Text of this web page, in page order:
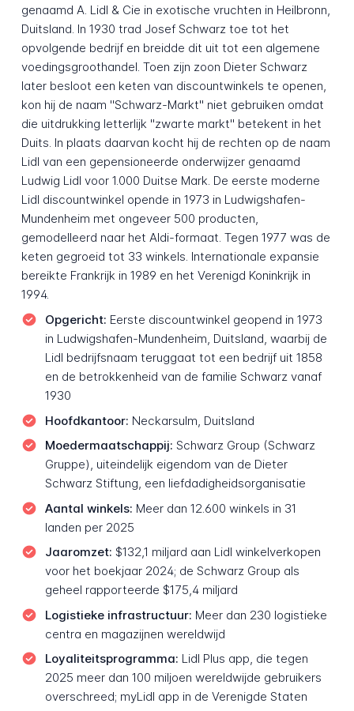
genaamd A. Lidl & Cie in exotische vruchten in Heilbronn,
Duitsland. In 1930 trad Josef Schwarz toe tot het
opvolgende bedrijf en breidde dit uit tot een algemene
voedingsgroothandel. Toen zijn zoon Dieter Schwarz
later besloot een keten van discountwinkels te openen,
kon hij de naam "Schwarz-Markt" niet gebruiken omdat
die uitdrukking letterlijk "zwarte markt" betekent in het
Duits. In plaats daarvan kocht hij de rechten op de naam
Lidl van een gepensioneerde onderwijzer genaamd
Ludwig Lidl voor 1.000 Duitse Mark. De eerste moderne
Lidl discountwinkel opende in 1973 in Ludwigshafen-
Mundenheim met ongeveer 500 producten,
gemodelleerd naar het Aldi-formaat. Tegen 1977 was de
keten gegroeid tot 33 winkels. Internationale expansie
bereikte Frankrijk in 1989 en het Verenigd Koninkrijk in
1994.
Opgericht: Eerste discountwinkel geopend in 1973
in Ludwigshafen-Mundenheim, Duitsland, waarbij de
Lidl bedrijfsnaam teruggaat tot een bedrijf uit 1858
en de betrokkenheid van de familie Schwarz vanaf
1930
Hoofdkantoor: Neckarsulm, Duitsland
Moedermaatschappij: Schwarz Group (Schwarz
Gruppe), uiteindelijk eigendom van de Dieter
Schwarz Stiftung, een liefdadigheidsorganisatie
Aantal winkels: Meer dan 12.600 winkels in 31
landen per 2025
Jaaromzet: $132,1 miljard aan Lidl winkelverkopen
voor het boekjaar 2024; de Schwarz Group als
geheel rapporteerde $175,4 miljard
Logistieke infrastructuur: Meer dan 230 logistieke
centra en magazijnen wereldwijd
Loyaliteitsprogramma: Lidl Plus app, die tegen
2025 meer dan 100 miljoen wereldwijde gebruikers
overschreed; myLidl app in de Verenigde Staten